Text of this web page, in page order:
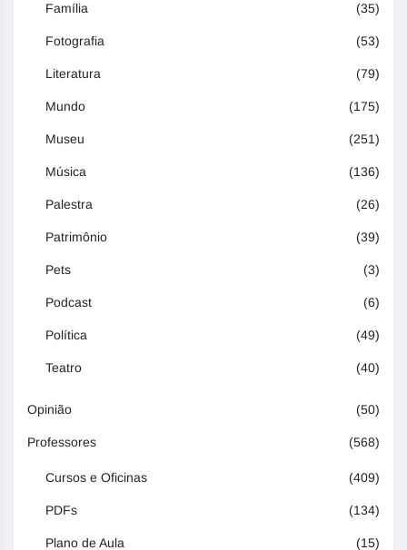
Família (35)
Fotografia (53)
Literatura (79)
Mundo (175)
Museu (251)
Música (136)
Palestra (26)
Patrimônio (39)
Pets (3)
Podcast (6)
Política (49)
Teatro (40)
Opinião (50)
Professores (568)
Cursos e Oficinas (409)
PDFs (134)
Plano de Aula (15)